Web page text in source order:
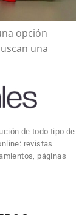
opción
una
de todo tipo de
revistas
páginas